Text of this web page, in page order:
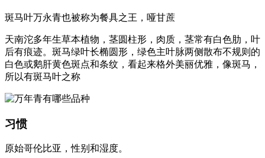
斑马叶万永青也被称为餐具之王，哑甘蔗
天南沱多年生草本植物，茎圆柱形，肉质，茎常有白色肋，叶
后有痕迹。斑马绿叶长椭圆形，绿色主叶脉两侧散布不规则的
白色或鹅肝黄色斑点和条纹，看起来格外美丽优雅，像斑马，
所以有斑马叶之称
习惯
原始哥伦比亚，性别和湿度。